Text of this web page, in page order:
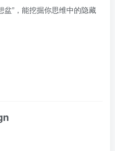
盆”，能挖掘你思维中的隐藏